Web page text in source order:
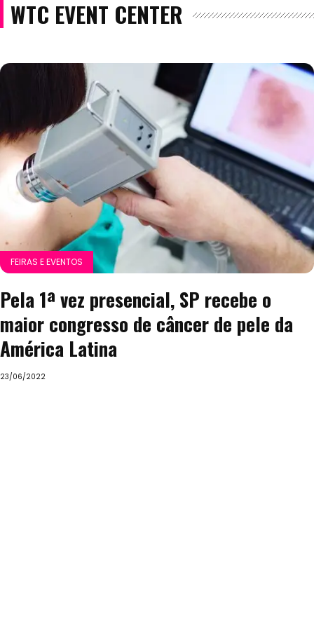
WTC EVENT CENTER
FEIRAS E EVENTOS
Pela 1ª vez presencial, SP recebe o
maior congresso de câncer de pele da
América Latina
23/06/2022